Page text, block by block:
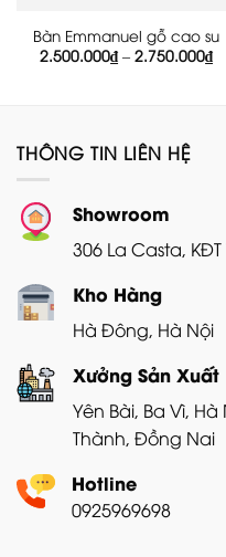
Bàn Emmanuel gỗ cao su
2.500.000₫ – 2.750.000₫
THÔNG TIN LIÊN HỆ
Showroom
306 La Casta,
Kho Hàng
Hà Đông, Hà Nội
Xưởng Sản Xuất
Yên Bài, Ba Vì, Hà
Thành, Đồng Nai
Hotline
0925969698